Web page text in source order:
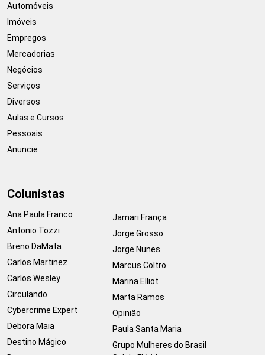
Automóveis
Imóveis
Empregos
Mercadorias
Negócios
Serviços
Diversos
Aulas e Cursos
Pessoais
Anuncie
Colunistas
Ana Paula Franco
Antonio Tozzi
Breno DaMata
Carlos Martinez
Carlos Wesley
Circulando
Cybercrime Expert
Debora Maia
Destino Mágico
Jamari França
Jorge Grosso
Jorge Nunes
Marcus Coltro
Marina Elliot
Marta Ramos
Opinião
Paula Santa Maria
Grupo Mulheres do Brasil